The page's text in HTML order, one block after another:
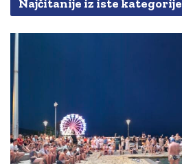
Najčitanije iz iste kategorije